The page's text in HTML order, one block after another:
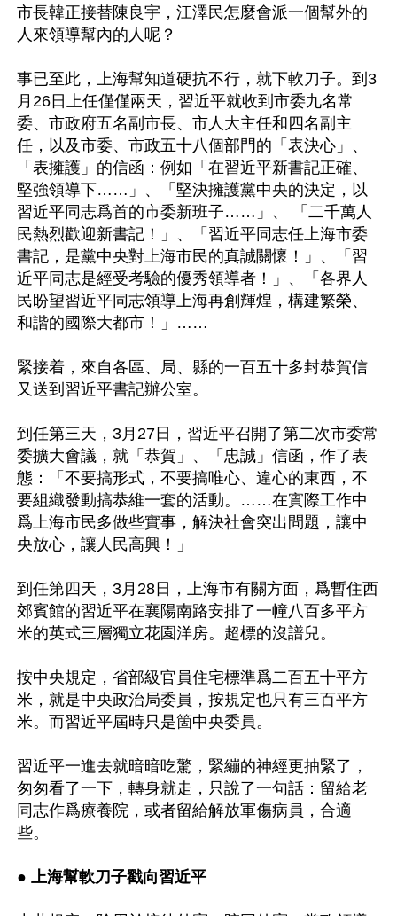
市長韓正接替陳良宇，江澤民怎麼會派一個幫外的
人來領導幫內的人呢？
事已至此，上海幫知道硬抗不行，就下軟刀子。到3
月26日上任僅僅兩天，習近平就收到市委九名常
委、市政府五名副市長、市人大主任和四名副主
任，以及市委、市政五十八個部門的「表決心」、
「表擁護」的信函：例如「在習近平新書記正確、
堅強領導下……」、「堅決擁護黨中央的決定，以
習近平同志爲首的市委新班子……」、 「二千萬人
民熱烈歡迎新書記！」、「習近平同志任上海市委
書記，是黨中央對上海市民的真誠關懷！」、「習
近平同志是經受考驗的優秀領導者！」、「各界人
民盼望習近平同志領導上海再創輝煌，構建繁榮、
和諧的國際大都市！」……
緊接着，來自各區、局、縣的一百五十多封恭賀信
又送到習近平書記辦公室。
到任第三天，3月27日，習近平召開了第二次市委常
委擴大會議，就「恭賀」、「忠誠」信函，作了表
態：「不要搞形式，不要搞唯心、違心的東西，不
要組織發動搞恭維一套的活動。……在實際工作中
爲上海市民多做些實事，解決社會突出問題，讓中
央放心，讓人民高興！」
到任第四天，3月28日，上海市有關方面，爲暫住西
郊賓館的習近平在襄陽南路安排了一幢八百多平方
米的英式三層獨立花園洋房。超標的沒譜兒。
按中央規定，省部級官員住宅標準爲二百五十平方
米，就是中央政治局委員，按規定也只有三百平方
米。而習近平屆時只是箇中央委員。
習近平一進去就暗暗吃驚，緊繃的神經更抽緊了，
匆匆看了一下，轉身就走，只說了一句話：留給老
同志作爲療養院，或者留給解放軍傷病員，合適
些。
● 上海幫軟刀子戳向習近平